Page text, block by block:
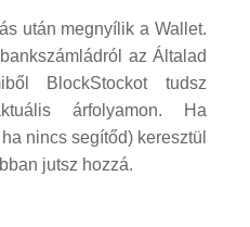
után megnyílik a Wallet.
az Általad
BlockStockot tudsz
árfolyamon. Ha
nincs segítőd) keresztül
jutsz hozzá.